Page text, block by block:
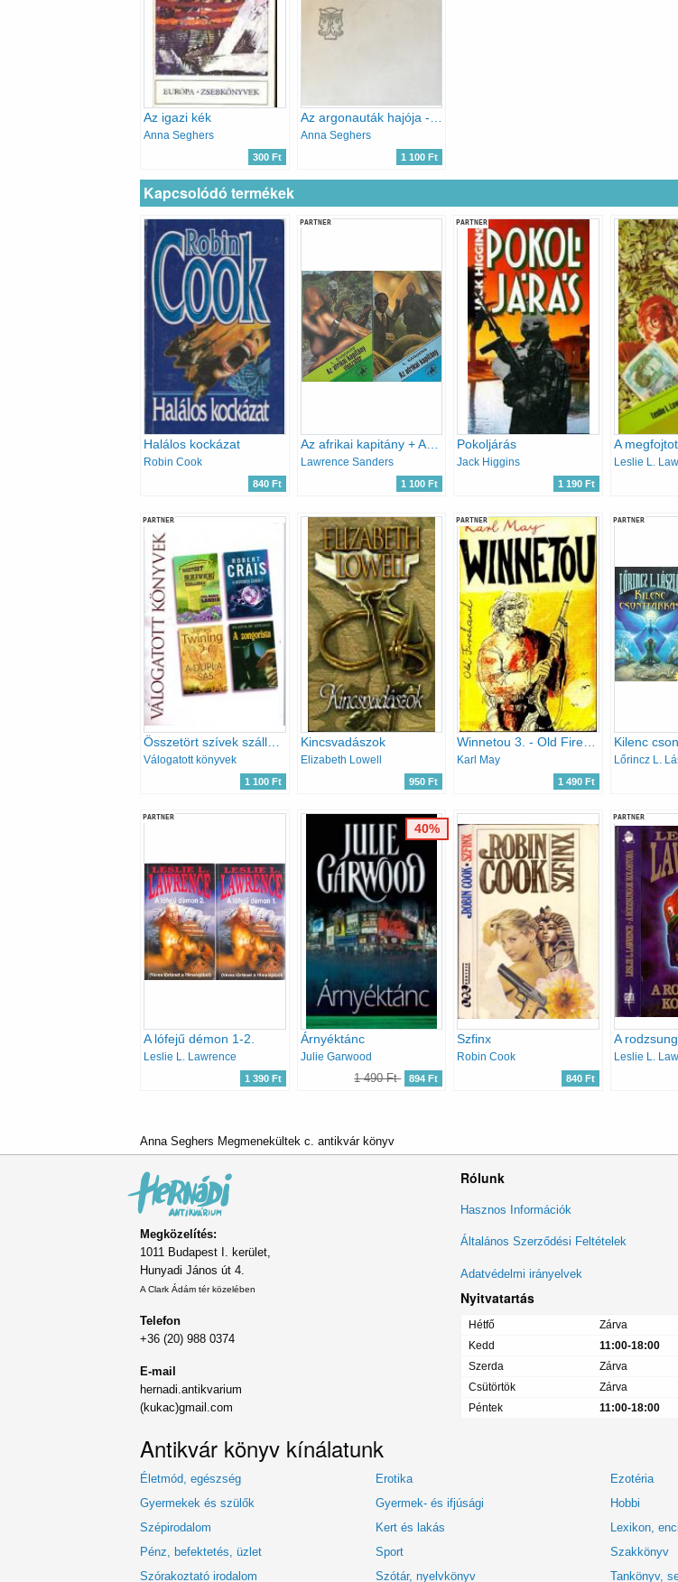
Az igazi kék
Anna Seghers
300 Ft
Anna Seghers
1 100 Ft
Kapcsolódó termékek
Halálos kockázat
Robin Cook
840 Ft
PARTNER
Az afrikai kapitány + Az afrikai kapitány visszatér
Lawrence Sanders
1 100 Ft
PARTNER
Pokoljárás
Jack Higgins
1 190 Ft
Leslie L.
PARTNER
Válogatott könyvek
1 100 Ft
Kincsvadászok
Elizabeth Lowell
950 Ft
PARTNER
Karl May
1 490 Ft
PARTNER
Kilenc
Lőrincz L.
PARTNER
A lófejű démon 1-2.
Leslie L. Lawrence
1 390 Ft
Árnyéktánc
Julie Garwood
1 490 Ft 894 Ft
40%
Szfinx
Robin Cook
840 Ft
PARTNER
A
Leslie L.
Anna Seghers Megmenekültek c. antikvár könyv
Megközelítés:
1011 Budapest I. kerület,
Hunyadi János út 4.
A Clark Ádám tér közelében
Telefon
+36 (20) 988 0374
E-mail
hernadi.antikvarium
(kukac)gmail.com
Rólunk
Lábléc
menü
Hasznos Információk
Általános Szerződési Feltételek
Adatvédelmi irányelvek
Nyitvatartás
Hétfő
Zárva
Kedd
11:00-18:00
Szerda
Zárva
Csütörtök
Zárva
Péntek
11:00-18:00
Antikvár könyv kínálatunk
Életmód, egészség Erotika Ezotéria
Gyermekek és szülők
Gyermek- és ifjúsági Hobbi
Szépirodalom
Kert és lakás Lexikon,
Pénz, befektetés, üzlet
Sport Szakkönyv
Szórakoztató irodalom
Szótár, nyelvkönyv Tankönyv,